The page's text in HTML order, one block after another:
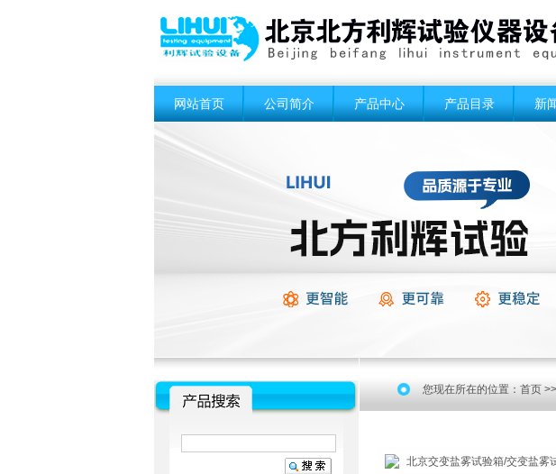
网站首页 公司简介 产品中心 产品目录 新
您现在所在的位置： 首页